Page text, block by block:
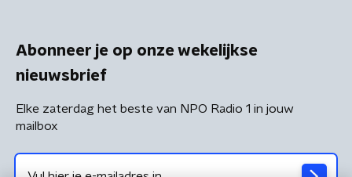
Abonneer je op onze wekelijkse
nieuwsbrief
Elke zaterdag het beste van NPO Radio 1 in jouw
mailbox